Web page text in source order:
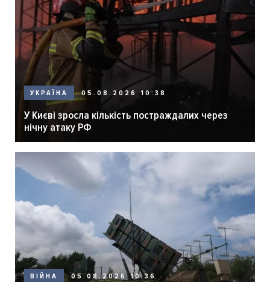
УКРАЇНА 05.08.2026 10:38
У Києві зросла кількість постраждалих через
нічну атаку РФ
ВІЙНА 05.08.2026 10:36